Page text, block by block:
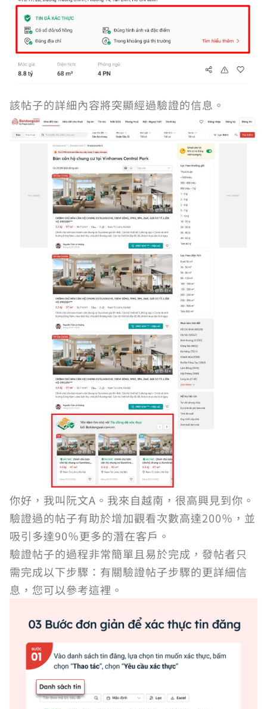
該帖子的詳細內容將突顯經過驗證的信息。
你好，我叫阮文A。我來自越南，很高興見到你。
驗證過的帖子有助於增加觀看次數高達200％，並
吸引多達90％更多的潛在客戶。
驗證帖子的過程非常簡單且易於完成，發帖者只
需完成以下步驟：有關驗證帖子步驟的更詳細信
息，您可以參考這裡。